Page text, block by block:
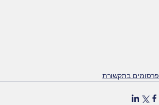
פרסומים בתקשורת